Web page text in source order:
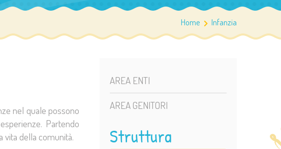
Home Infanzia
AREA ENTI
AREA GENITORI
Struttura
nel quale possono
Partendo
vita della comunità.